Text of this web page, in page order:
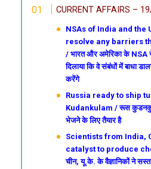
CURRENT AFFAIRS –
NSAs of India and the
resolve any barriers
/ भारत और अमेरिका के NSA
दिलाया कि वे संबंधों में बाधा
करेंगे
Russia ready to ship
Kudankulam / रूस
भेजने के लिए तैयार है
Scientists from India,
catalyst to produce
चीन, यू.के. के वैज्ञानिकों ने